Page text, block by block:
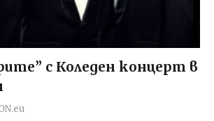
с Коледен концерт в